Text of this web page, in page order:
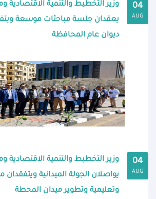
04
AUG
وزير التخطيط والتنمية الاقتصادية
يعقدان جلسة مباحثات موسعة
ديوان عام المحافظة
04
AUG
وزير التخطيط والتنمية الاقتصادية
يواصلان الجولة الميدانية
وتعليمية وتطوير ميدان المحطة